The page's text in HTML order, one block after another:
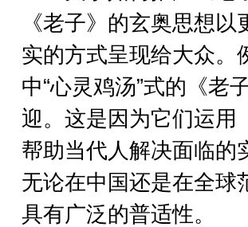
《老子》的玄奥思想
实的方式呈现给大众。
中“心灵鸡汤”式的《老
迎。这是因为它们运用
帮助当代人解决面临的
无论在中国还是在全球
具有广泛的普适性。